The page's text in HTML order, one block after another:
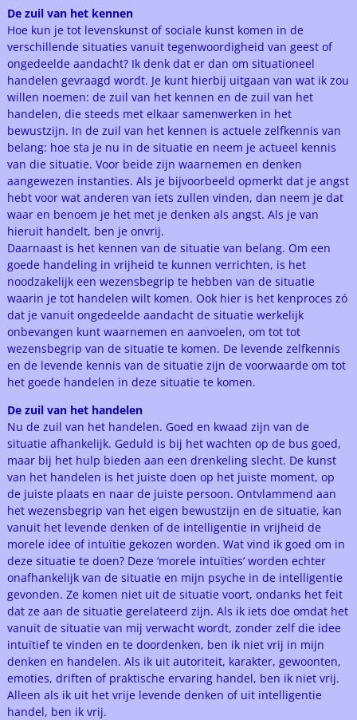
De zuil van het kennen
Hoe kun je tot levenskunst of sociale kunst komen in de
verschillende situaties vanuit tegenwoordigheid van geest of
ongedeelde aandacht? Ik denk dat er dan om situationeel
handelen gevraagd wordt. Je kunt hierbij uitgaan van wat ik zou
willen noemen: de zuil van het kennen en de zuil van het
handelen, die steeds met elkaar samenwerken in het
bewustzijn. In de zuil van het kennen is actuele zelfkennis van
belang: hoe sta je nu in de situatie en neem je actueel kennis
van die situatie. Voor beide zijn waarnemen en denken
aangewezen instanties. Als je bijvoorbeeld opmerkt dat je angst
hebt voor wat anderen van iets zullen vinden, dan neem je dat
waar en benoem je het met je denken als angst. Als je van
hieruit handelt, ben je onvrij.
Daarnaast is het kennen van de situatie van belang. Om een
goede handeling in vrijheid te kunnen verrichten, is het
noodzakelijk een wezensbegrip te hebben van de situatie
waarin je tot handelen wilt komen. Ook hier is het kenproces zó
dat je vanuit ongedeelde aandacht de situatie werkelijk
onbevangen kunt waarnemen en aanvoelen, om tot tot
wezensbegrip van de situatie te komen. De levende zelfkennis
en de levende kennis van de situatie zijn de voorwaarde om tot
het goede handelen in deze situatie te komen.
De zuil van het handelen
Nu de zuil van het handelen. Goed en kwaad zijn van de
situatie afhankelijk. Geduld is bij het wachten op de bus goed,
maar bij het hulp bieden aan een drenkeling slecht. De kunst
van het handelen is het juiste doen op het juiste moment, op
de juiste plaats en naar de juiste persoon. Ontvlammend aan
het wezensbegrip van het eigen bewustzijn en de situatie, kan
vanuit het levende denken of de intelligentie in vrijheid de
morele idee of intuïtie gekozen worden. Wat vind ik goed om in
deze situatie te doen? Deze ‘morele intuïties’ worden echter
onafhankelijk van de situatie en mijn psyche in de intelligentie
gevonden. Ze komen niet uit de situatie voort, ondanks het feit
dat ze aan de situatie gerelateerd zijn. Als ik iets doe omdat het
vanuit de situatie van mij verwacht wordt, zonder zelf die idee
intuïtief te vinden en te doordenken, ben ik niet vrij in mijn
denken en handelen. Als ik uit autoriteit, karakter, gewoonten,
emoties, driften of praktische ervaring handel, ben ik niet vrij.
Alleen als ik uit het vrije levende denken of uit intelligentie
handel, ben ik vrij.